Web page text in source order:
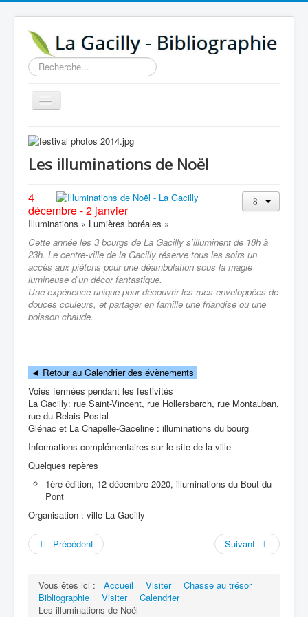
Rechercher
Basculer
la
Accueil
14e au 18e siècle
Visiter
Agenda
Aide
Contactez-nous
A propos
Les illuminations de Noël
4
décembre - 2 janvier
Illuminations « Lumières boréales »
Cette année les 3 bourgs de La Gacilly s'illuminent de 18h à
23h. Le centre-ville de la Gacilly réserve tous les soirs un
accès aux piétons pour une déambulation sous la magie
lumineuse d'un décor fantastique.
Une expérience unique pour découvrir les rues enveloppées de
douces couleurs, et partager en famille une friandise ou une
boisson chaude.
◄ Retour au Calendrier des évènements
Voies fermées pendant les festivités
La Gacilly: rue Saint-Vincent, rue Hollersbarch, rue Montauban,
rue du Relais Postal
Glénac et La Chapelle-Gaceline : illuminations du bourg
Informations complémentaires sur le site de la ville
Quelques repères
1ère édition, 12 décembre 2020, illuminations du Bout du
Pont
Organisation : ville La Gacilly
Précédent Suivant
Vous êtes ici : Accueil Visiter
Chasse au trésor
Bibliographie
Visiter
Calendrier
Les illuminations de Noël